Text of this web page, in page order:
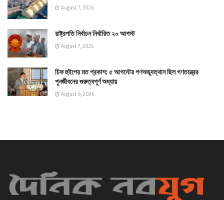
August 7, 2026
রাষ্ট্রপতি নির্বাচন নির্ধারিত ২০ আগস্ট
August 7, 2026
চিফ হুইপের মত প্রকাশ: ৫ আগস্টের গণঅভ্যুত্থান ছিল গণতন্ত্রের
পুনর্জীবনের গুরুত্বপূর্ণ অধ্যায়
August 6, 2026